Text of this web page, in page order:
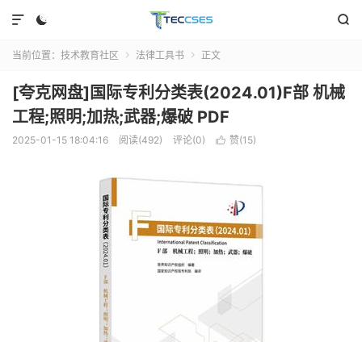
 

当前位置： 技术教育社区  法律工具书  正文
[夸克网盘]国际专利分类表(2024.01)F部 机械
工程;照明;加热;武器;爆破 PDF
2025-01-15 18:04:16 阅读(492) 评论(0)  赞(15)